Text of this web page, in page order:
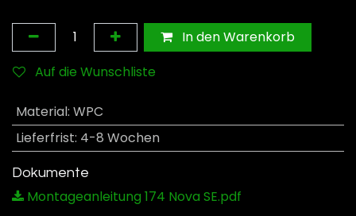
In den Warenkorb
Auf die Wunschliste
Material: WPC
Lieferfrist: 4-8 Wochen
Dokumente
Montageanleitung 174 Nova SE.pdf